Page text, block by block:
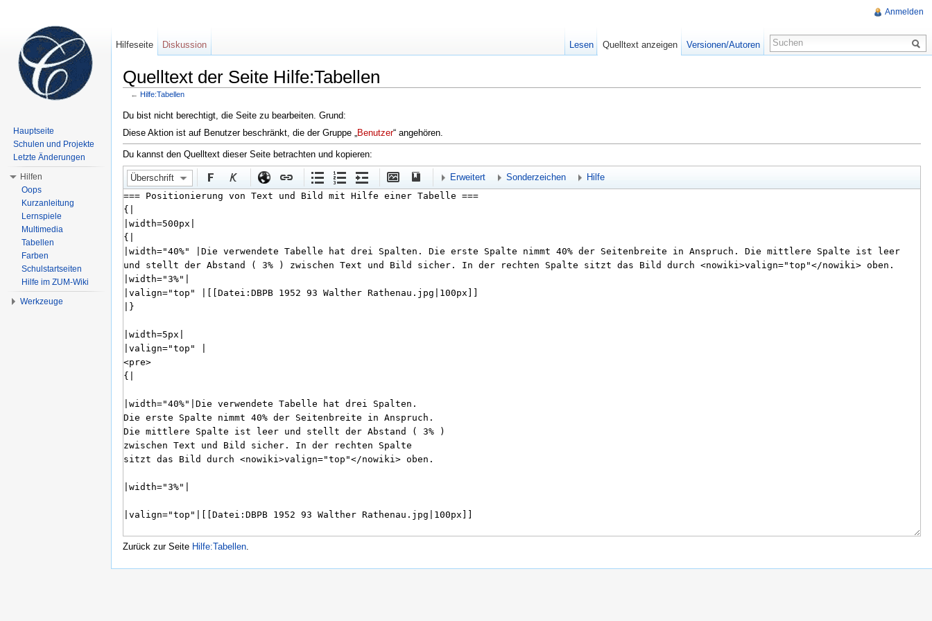
Quelltext der Seite Hilfe:Tabellen
← Hilfe:Tabellen
Du bist nicht berechtigt, die Seite zu bearbeiten. Grund:
Diese Aktion ist auf Benutzer beschränkt, die der Gruppe „
Benutzer“ angehören.
Du kannst den Quelltext dieser Seite betrachten und kopieren:
Überschrift Erweitert Sonderzeichen Hilfe
Zurück zur Seite Hilfe:Tabellen
Anmelden
Hilfeseite Diskussion Lesen Quelltext anzeigen Versionen/Autoren
Hauptseite
Schulen und Projekte
Letzte Änderungen
Hilfen
Oops
Kurzanleitung
Lernspiele
Multimedia
Tabellen
Farben
Schulstartseiten
Hilfe im ZUM-Wiki
Werkzeuge